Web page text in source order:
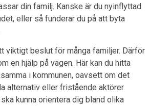
din familj. Kanske är du nyinflyttad
eller så funderar du på att byta
viktigt beslut för många familjer. Därför
en hjälp på vägen. Här kan du hitta
i kommunen, oavsett om det
alternativ eller fristående aktörer.
kunna orientera dig bland olika